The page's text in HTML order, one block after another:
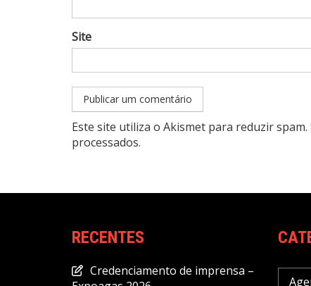
Site
Este site utiliza o Akismet para reduzir spam.
processados.
RECENTES
Credenciamento de imprensa –